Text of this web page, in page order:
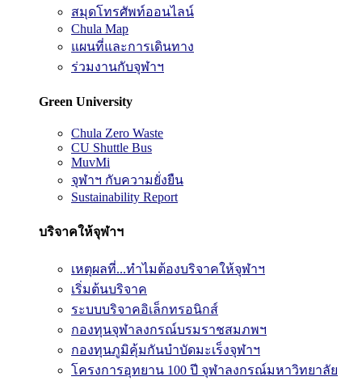
สมุดโทรศัพท์ออนไลน์
Chula Map
แผนที่และการเดินทาง
ร่วมงานกับจุฬาฯ
Green University
Chula Zero Waste
CU Shuttle Bus
MuvMi
จุฬาฯ กับความยั่งยืน
Sustainability Report
บริจาคให้จุฬาฯ
เหตุผลที่...ทำไมต้องบริจาคให้จุฬาฯ
เริ่มต้นบริจาค
ระบบบริจาคอิเล็กทรอนิกส์
กองทุนจุฬาลงกรณ์บรมราชสมภพฯ
กองทุนภูมิคุ้มกันบำบัดมะเร็งจุฬาฯ
โครงการอุทยาน 100 ปี จุฬาลงกรณ์มหาวิทยาลัย